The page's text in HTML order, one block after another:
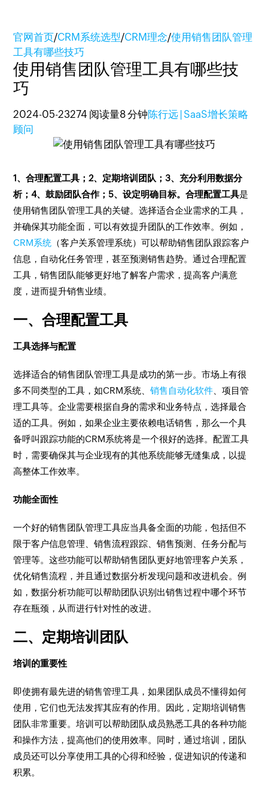
官网首页/CRM系统选型/CRM理念/使用销售团队管理
工具有哪些技巧
使用销售团队管理工具有哪些技
巧
2024-05-23274 阅读量8 分钟陈行远 | SaaS增长策略
顾问
1、合理配置工具；2、定期培训团队；3、充分利用数据分
析；4、鼓励团队合作；5、设定明确目标。合理配置工具是
使用销售团队管理工具的关键。选择适合企业需求的工具，
并确保其功能全面，可以有效提升团队的工作效率。例如，
CRM系统 （客户关系管理系统）可以帮助销售团队跟踪客户
信息，自动化任务管理，甚至预测销售趋势。通过合理配置
工具，销售团队能够更好地了解客户需求，提高客户满意
度，进而提升销售业绩。
一、合理配置工具
工具选择与配置
选择适合的销售团队管理工具是成功的第一步。市场上有很
多不同类型的工具，如CRM系统、销售自动化软件 、项目管
理工具等。企业需要根据自身的需求和业务特点，选择最合
适的工具。例如，如果企业主要依赖电话销售，那么一个具
备呼叫跟踪功能的CRM系统将是一个很好的选择。配置工具
时，需要确保其与企业现有的其他系统能够无缝集成，以提
高整体工作效率。
功能全面性
一个好的销售团队管理工具应当具备全面的功能，包括但不
限于客户信息管理、销售流程跟踪、销售预测、任务分配与
管理等。这些功能可以帮助销售团队更好地管理客户关系，
优化销售流程，并且通过数据分析发现问题和改进机会。例
如，数据分析功能可以帮助团队识别出销售过程中哪个环节
存在瓶颈，从而进行针对性的改进。
二、定期培训团队
培训的重要性
即使拥有最先进的销售管理工具，如果团队成员不懂得如何
使用，它们也无法发挥其应有的作用。因此，定期培训销售
团队非常重要。培训可以帮助团队成员熟悉工具的各种功能
和操作方法，提高他们的使用效率。同时，通过培训，团队
成员还可以分享使用工具的心得和经验，促进知识的传递和
积累。